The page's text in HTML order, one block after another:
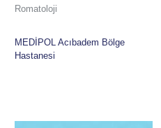
Romatoloji
MEDİPOL Acıbadem Bölge
Hastanesi